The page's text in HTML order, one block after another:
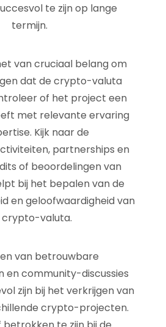
te zijn op lange
termijn.
van cruciaal belang om
dat de crypto-valuta
of het project een
met relevante ervaring
Kijk naar de
partnerships en
of beoordelingen van
bij het bepalen van de
en geloofwaardigheid van
crypto-valuta.
van betrouwbare
en community-discussies
zijn bij het verkrijgen van
crypto-projecten.